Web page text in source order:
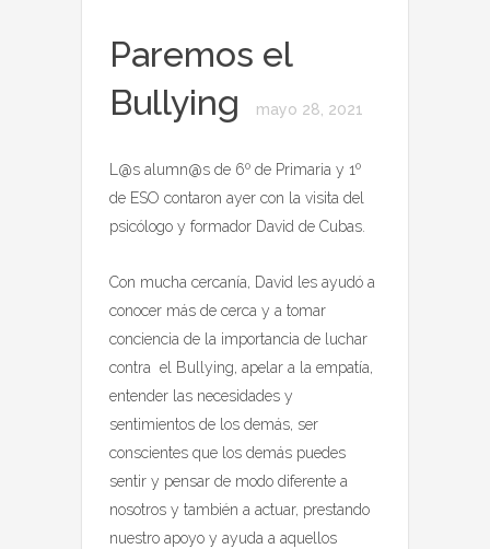
Paremos el
Bullying
mayo 28, 2021
L@s alumn@s de 6º de Primaria y 1º
de ESO contaron ayer con la visita del
psicólogo y formador David de Cubas.
Con mucha cercanía, David les ayudó a
conocer más de cerca y a tomar
conciencia de la importancia de luchar
contra el Bullying, apelar a la empatía,
entender las necesidades y
sentimientos de los demás, ser
conscientes que los demás puedes
sentir y pensar de modo diferente a
nosotros y también a actuar, prestando
nuestro apoyo y ayuda a aquellos